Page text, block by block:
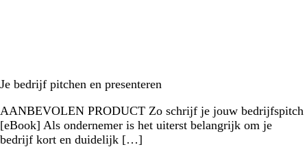
Je bedrijf pitchen en presenteren
AANBEVOLEN PRODUCT Zo schrijf je jouw bedrijfspitch
[eBook] Als ondernemer is het uiterst belangrijk om je
bedrijf kort en duidelijk […]